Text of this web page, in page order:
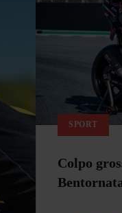
SPORT
Colpo